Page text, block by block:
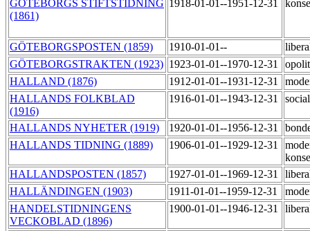
GÖTEBORGS STIFTSTIDNING
(1861)
1918-01-01--1951-12-31
GÖTEBORGSPOSTEN (1859) 1910-01-01--
GÖTEBORGSTRAKTEN (1923) 1923-01-01--1970-12-31
HALLAND (1876)
1912-01-01--1931-12-31
HALLANDS FOLKBLAD
(1916)
1916-01-01--1943-12-31
HALLANDS NYHETER (1919) 1920-01-01--1956-12-31
HALLANDS TIDNING (1889)
1906-01-01--1929-12-31
HALLANDSPOSTEN (1857)
1927-01-01--1969-12-31
HALLÄNDINGEN (1903)
1911-01-01--1959-12-31
HANDELSTIDNINGENS
VECKOBLAD (1896)
1900-01-01--1946-12-31